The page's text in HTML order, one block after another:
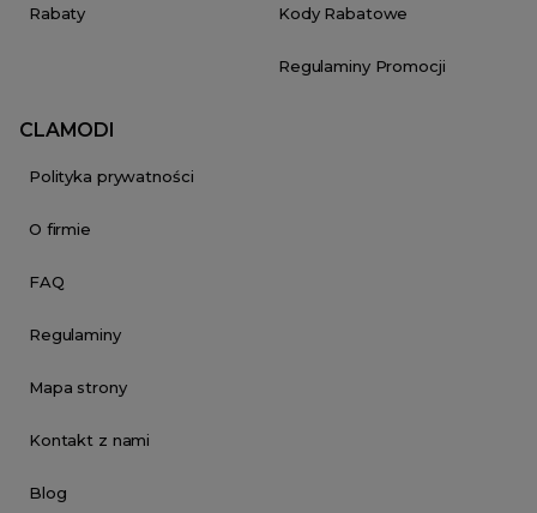
Rabaty Kody Rabatowe
Regulaminy Promocji
CLAMODI
Polityka prywatności
O firmie
FAQ
Regulaminy
Mapa strony
Kontakt z nami
Blog